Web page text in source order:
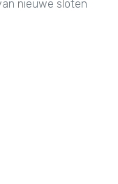
nieuwe sloten